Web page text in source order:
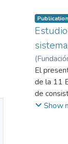
Publication
(
Alvaro
El
de la 11
de
Show